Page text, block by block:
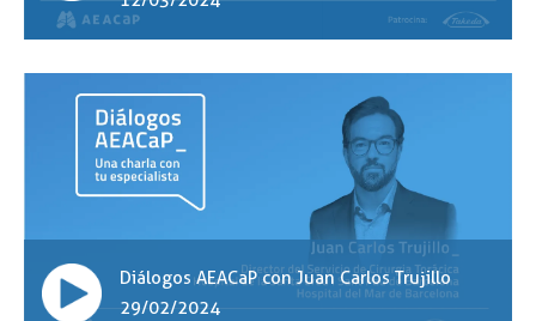
Diálogos AEACaP con Juan Carlos Trujillo
29/02/2024